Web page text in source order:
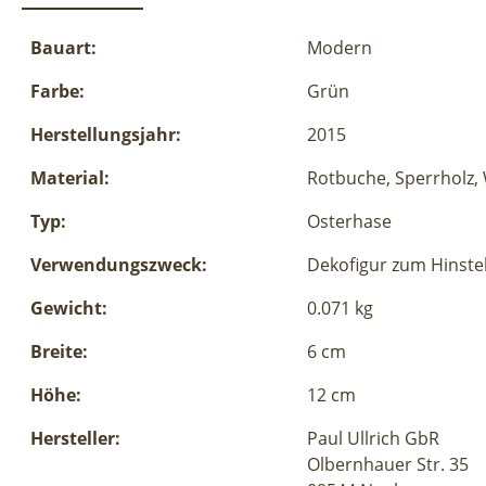
Bauart:
Modern
Farbe:
Grün
Herstellungsjahr:
2015
Material:
Rotbuche, Sperrholz,
Typ:
Osterhase
Verwendungszweck:
Dekofigur zum
Gewicht:
0.071 kg
Breite:
6 cm
Höhe:
12 cm
Hersteller:
Paul Ullrich GbR
Olbernhauer Str. 35